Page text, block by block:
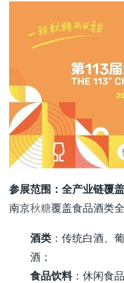
参展范围：全产业链覆
南京秋糖覆盖食品酒类
酒类 ：传统白酒、
酒；
食品饮料：休闲食